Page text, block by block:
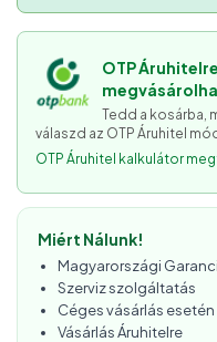
OTP
Tedd a kosárba,
válaszd az OTP Áruhitel
OTP Áruhitel kalkulátor
Miért Nálunk!
Magyarországi
Szerviz szolgáltatás
Céges vásárlás
Vásárlás Áruhitelre